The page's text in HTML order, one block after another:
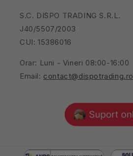
S.C. DISPO TRADING S.R.L.
J40/5507/2003
CUI: 15386016
Orar: Luni - Vineri 08:00-16:00
Email: contact@dispotrading.ro